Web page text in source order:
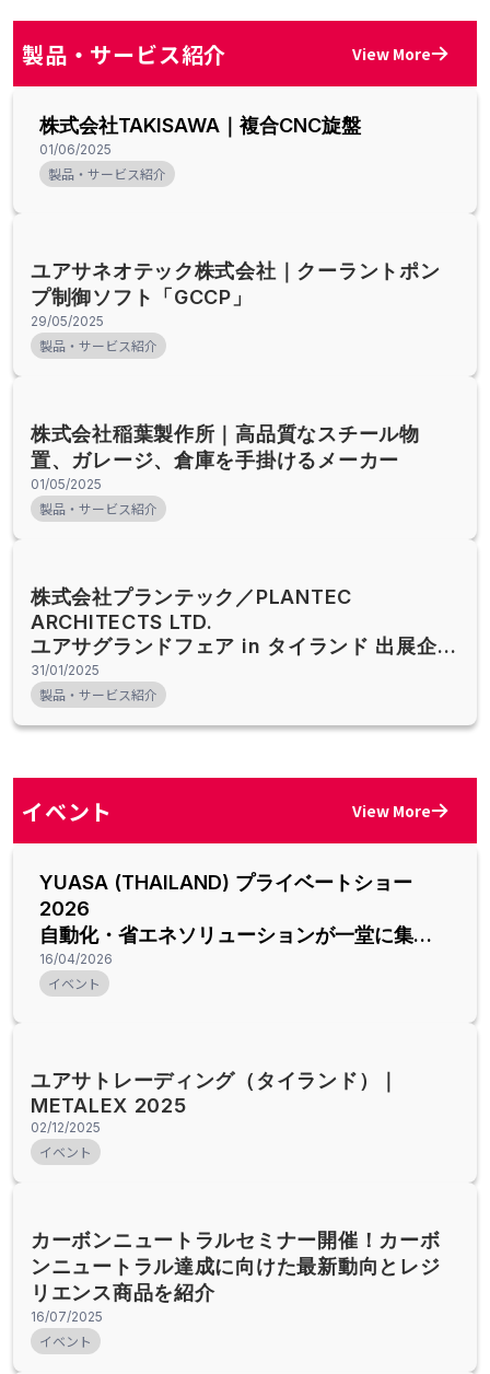
製品・サービス紹介 View More
株式会社TAKISAWA｜複合CNC旋盤
01/06/2025
製品・サービス紹介
ユアサネオテック株式会社｜クーラントポン
プ制御ソフト「GCCP」
29/05/2025
製品・サービス紹介
株式会社稲葉製作所｜高品質なスチール物
置、ガレージ、倉庫を手掛けるメーカー
01/05/2025
製品・サービス紹介
株式会社プランテック／PLANTEC
ARCHITECTS LTD.
ユアサグランドフェア in タイランド 出展企業
紹介
31/01/2025
製品・サービス紹介
イベント View More
YUASA (THAILAND) プライベートショー
2026
自動化・省エネソリューションが一堂に集結
【バンコク開催】
16/04/2026
イベント
ユアサトレーディング（タイランド）｜
METALEX 2025
02/12/2025
イベント
カーボンニュートラルセミナー開催！カーボ
ンニュートラル達成に向けた最新動向とレジ
リエンス商品を紹介
16/07/2025
イベント